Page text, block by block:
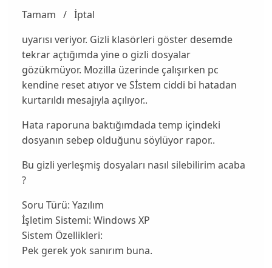
Tamam / İptal
uyarısı veriyor. Gizli klasörleri göster desemde
tekrar açtığımda yine o gizli dosyalar
gözükmüyor. Mozilla üzerinde çalışırken pc
kendine reset atıyor ve Sİstem ciddi bi hatadan
kurtarıldı mesajıyla açılıyor..
Hata raporuna baktığımdada temp içindeki
dosyanın sebep olduğunu söylüyor rapor..
Bu gizli yerleşmiş dosyaları nasıl silebilirim acaba
?
Soru Türü: Yazılım
İşletim Sistemi: Windows XP
Sistem Özellikleri:
Pek gerek yok sanırım buna.